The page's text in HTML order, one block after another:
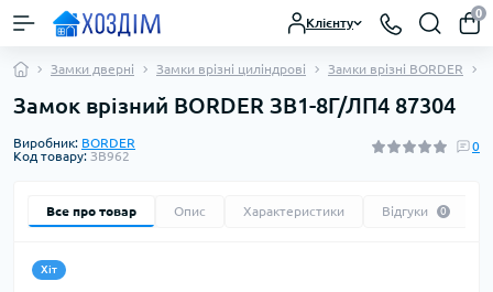
Клієнту
0
Замки дверні Замки врізні циліндрові Замки врізні BORDER
Замок врізний BORDER ЗВ1-8Г/ЛП4 87304
Виробник: BORDER
Код товару: ЗВ962
0
Все про товар Опис Характеристики Відгуки 0
Хіт